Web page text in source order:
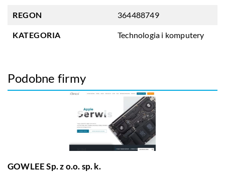
REGON 364488749
KATEGORIA Technologia i komputery
Podobne firmy
GOWLEE Sp. z o.o. sp. k.